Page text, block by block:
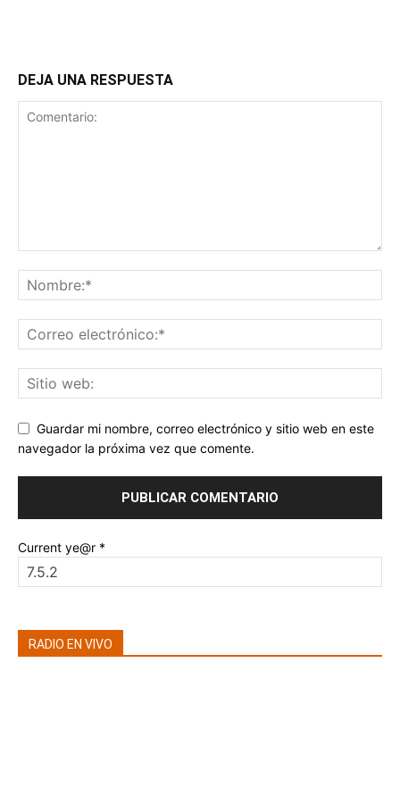
DEJA UNA RESPUESTA
Guardar mi nombre, correo electrónico y sitio web en este
navegador la próxima vez que comente.
Current ye@r *
RADIO EN VIVO